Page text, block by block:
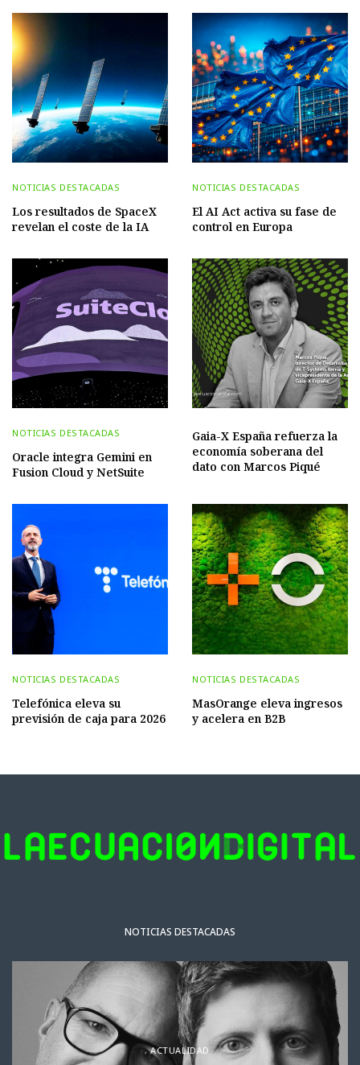
NOTICIAS DESTACADAS
Los resultados de SpaceX
revelan el coste de la IA
NOTICIAS DESTACADAS
El AI Act activa su fase de
control en Europa
NOTICIAS DESTACADAS
Oracle integra Gemini en
Fusion Cloud y NetSuite
Gaia-X España refuerza la
economía soberana del
dato con Marcos Piqué
NOTICIAS DESTACADAS
Telefónica eleva su
previsión de caja para 2026
NOTICIAS DESTACADAS
MasOrange eleva ingresos
y acelera en B2B
NOTICIAS DESTACADAS
ACTUALIDAD